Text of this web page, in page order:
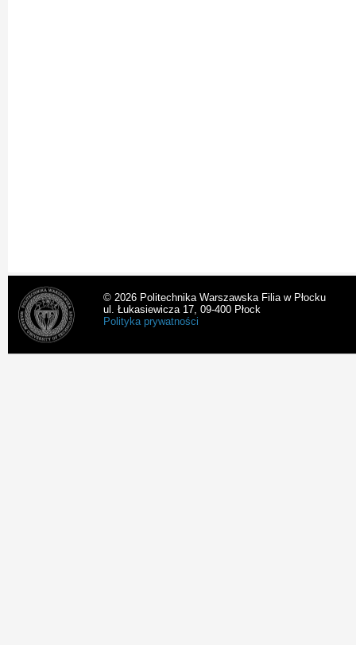
© 2026 Politechnika Warszawska Filia w Płocku
ul. Łukasiewicza 17, 09-400 Płock
Polityka prywatności